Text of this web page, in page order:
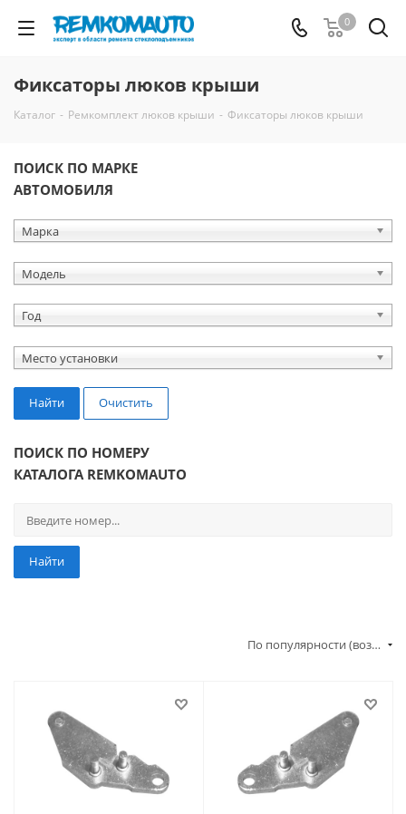
0
Фиксаторы люков крыши
Каталог - Ремкомплект люков крыши - Фиксаторы люков крыши
ПОИСК ПО МАРКЕ
АВТОМОБИЛЯ
Марка
Модель
Год
Место установки
Найти Очистить
ПОИСК ПО НОМЕРУ
КАТАЛОГА REMKOMAUTO
Найти
По популярности (возрастание)